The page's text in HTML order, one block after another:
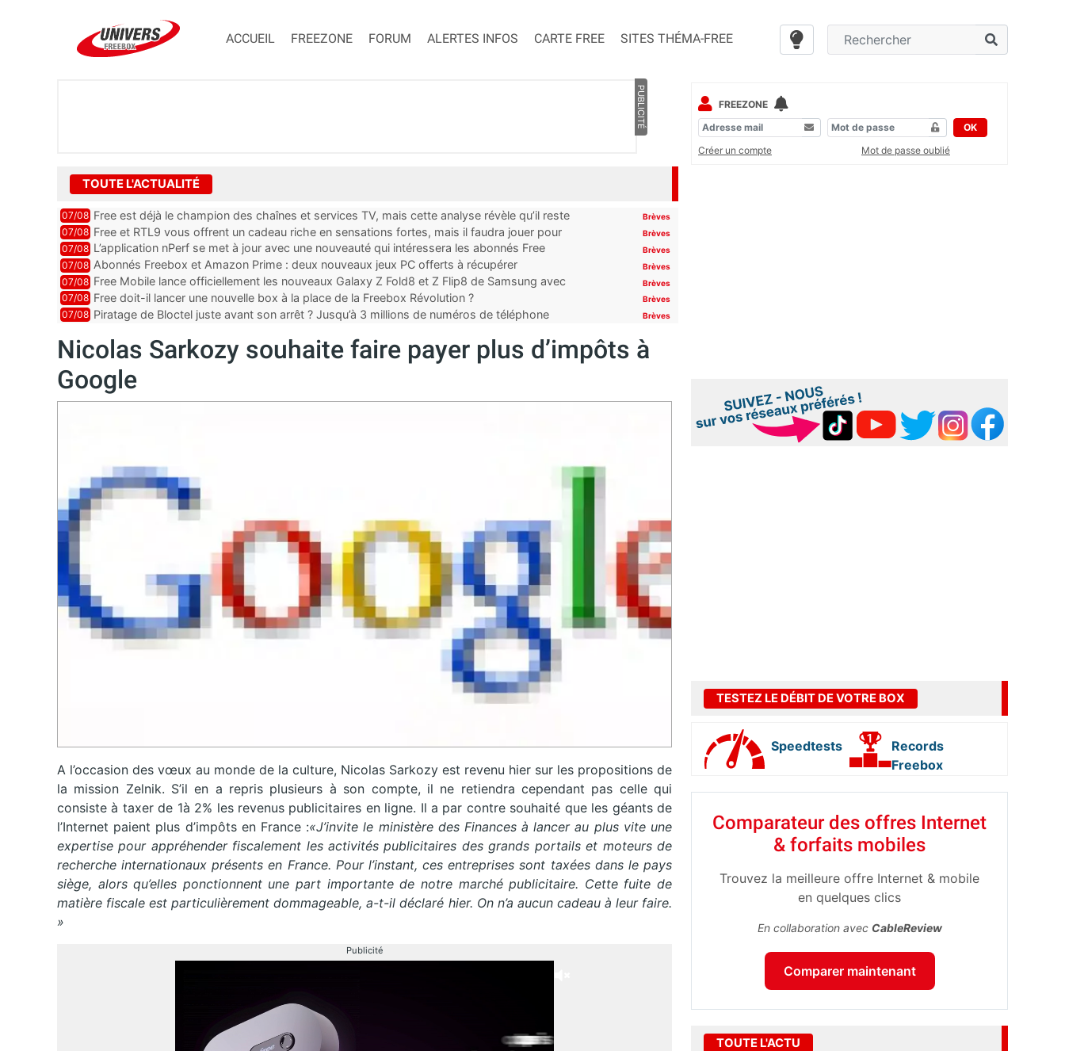
ACCUEIL FREEZONE FORUM ALERTES INFOS CARTE FREE SITES THÉMA-FREE
PUBLICITÉ
TOUTE L'ACTUALITÉ
07/08 Free est déjà le champion des chaînes et services TV, mais cette analyse révèle qu’il reste
encore au moin...
Brèves
07/08 Free et RTL9 vous offrent un cadeau riche en sensations fortes, mais il faudra jouer pour
l’obtenir
Brèves
07/08 L’application nPerf se met à jour avec une nouveauté qui intéressera les abonnés Free
Mobile, Orange, SFR ...
Brèves
07/08 Abonnés Freebox et Amazon Prime : deux nouveaux jeux PC offerts à récupérer Brèves
07/08 Free Mobile lance officiellement les nouveaux Galaxy Z Fold8 et Z Flip8 de Samsung avec
des promos et des cadeaux
Brèves
07/08 Free doit-il lancer une nouvelle box à la place de la Freebox Révolution ? Brèves
07/08 Piratage de Bloctel juste avant son arrêt ? Jusqu’à 3 millions de numéros de téléphone
Brèves
Nicolas Sarkozy souhaite faire payer plus d’impôts à
Google
A l’occasion des vœux au monde de la culture, Nicolas Sarkozy est revenu hier sur les propositions de
la mission Zelnik. S’il en a repris plusieurs à son compte, il ne retiendra cependant pas celle qui
consiste à taxer de 1à 2% les revenus publicitaires en ligne. Il a par contre souhaité que les géants de
l’Internet paient plus d’impôts en France :«J’invite le ministère des Finances à lancer au plus vite une
expertise pour appréhender fiscalement les activités publicitaires des grands portails et moteurs de
recherche internationaux présents en France. Pour l’instant, ces entreprises sont taxées dans le pays
siège, alors qu’elles ponctionnent une part importante de notre marché publicitaire. Cette fuite de
matière fiscale est particulièrement dommageable, a-t-il déclaré hier. On n’a aucun cadeau à leur faire.
»
Publicité
FREEZONE
OK
Créer un compte
Mot de passe oublié
TESTEZ LE DÉBIT DE VOTRE BOX
Speedtests
Records
Freebox
Comparateur des offres Internet
& forfaits mobiles
Trouvez la meilleure offre Internet & mobile
en quelques clics
En collaboration avec CableReview
Comparer maintenant
TOUTE L'ACTU